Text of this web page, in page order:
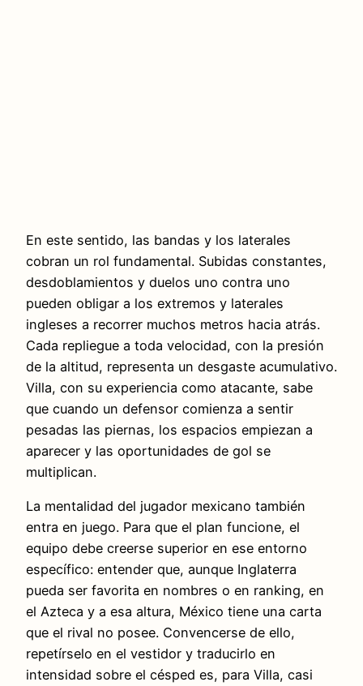
En este sentido, las bandas y los laterales
cobran un rol fundamental. Subidas constantes,
desdoblamientos y duelos uno contra uno
pueden obligar a los extremos y laterales
ingleses a recorrer muchos metros hacia atrás.
Cada repliegue a toda velocidad, con la presión
de la altitud, representa un desgaste acumulativo.
Villa, con su experiencia como atacante, sabe
que cuando un defensor comienza a sentir
pesadas las piernas, los espacios empiezan a
aparecer y las oportunidades de gol se
multiplican.
La mentalidad del jugador mexicano también
entra en juego. Para que el plan funcione, el
equipo debe creerse superior en ese entorno
específico: entender que, aunque Inglaterra
pueda ser favorita en nombres o en ranking, en
el Azteca y a esa altura, México tiene una carta
que el rival no posee. Convencerse de ello,
repetírselo en el vestidor y traducirlo en
intensidad sobre el césped es, para Villa, casi